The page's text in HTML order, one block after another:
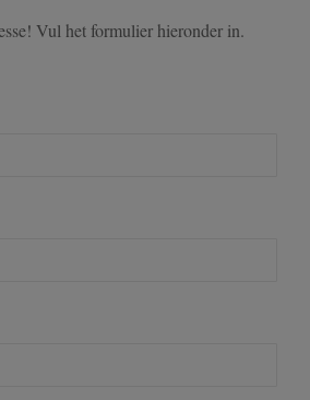
Vul het formulier hieronder in.